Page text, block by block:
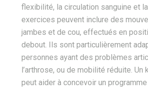
flexibilité, la circulation sanguine et
exercices peuvent inclure des
jambes et de cou, effectués en
debout. Ils sont particulièrement
personnes ayant des problèmes
l’arthrose, ou de mobilité réduite. Un
peut aider à concevoir un